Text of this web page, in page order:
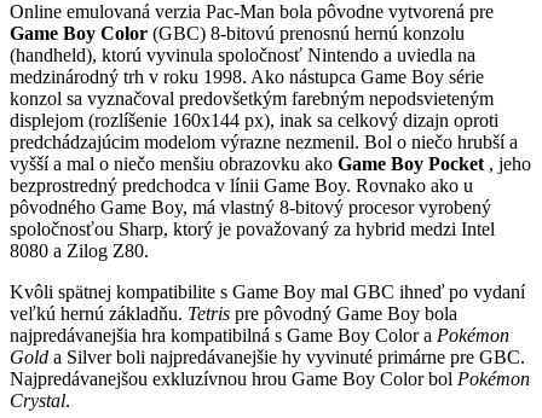
Online emulovaná verzia Pac-Man bola pôvodne vytvorená pre
Game Boy Color (GBC) 8-bitovú prenosnú hernú konzolu
(handheld), ktorú vyvinula spoločnosť Nintendo a uviedla na
medzinárodný trh v roku 1998. Ako nástupca Game Boy série
konzol sa vyznačoval predovšetkým farebným nepodsvieteným
displejom (rozlíšenie 160x144 px), inak sa celkový dizajn oproti
predchádzajúcim modelom výrazne nezmenil. Bol o niečo hrubší a
vyšší a mal o niečo menšiu obrazovku ako Game Boy Pocket , jeho
bezprostredný predchodca v línii Game Boy. Rovnako ako u
pôvodného Game Boy, má vlastný 8-bitový procesor vyrobený
spoločnosťou Sharp, ktorý je považovaný za hybrid medzi Intel
8080 a Zilog Z80.
Kvôli spätnej kompatibilite s Game Boy mal GBC ihneď po vydaní
veľkú hernú základňu. Tetris pre pôvodný Game Boy bola
najpredávanejšia hra kompatibilná s Game Boy Color a Pokémon
Gold a Silver boli najpredávanejšie hy vyvinuté primárne pre GBC.
Najpredávanejšou exkluzívnou hrou Game Boy Color bol Pokémon
Crystal.